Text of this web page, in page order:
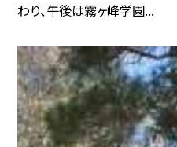
わり、午後は霧ヶ峰学園...